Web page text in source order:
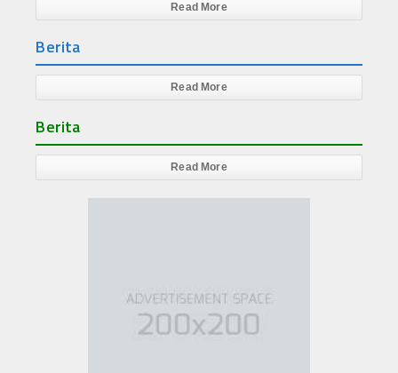
Read More
Berita
Read More
Berita
Read More